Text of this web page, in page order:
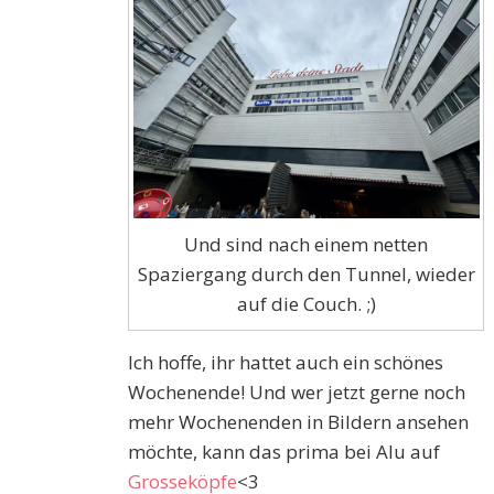
Und sind nach einem netten
Spaziergang durch den Tunnel, wieder
auf die Couch. ;)
Ich hoffe, ihr hattet auch ein schönes
Wochenende! Und wer jetzt gerne noch
mehr Wochenenden in Bildern ansehen
möchte, kann das prima bei Alu auf
Grosseköpfe<3